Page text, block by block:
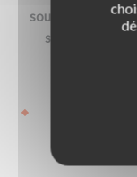
souhaitez
sur votre titre
Je